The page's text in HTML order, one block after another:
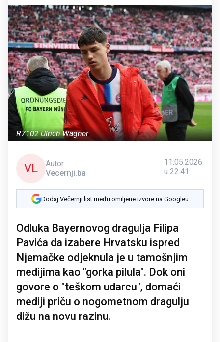
R7102 Ulrich Wagner
VL
Autor
Vecernji.ba
11.05.2026.
u 22:41
Dodaj Večernji list među omiljene izvore na Googleu
Odluka Bayernovog dragulja Filipa
Pavića da izabere Hrvatsku ispred
Njemačke odjeknula je u tamošnjim
medijima kao "gorka pilula". Dok oni
govore o "teškom udarcu", domaći
mediji priču o nogometnom dragulju
dižu na novu razinu.